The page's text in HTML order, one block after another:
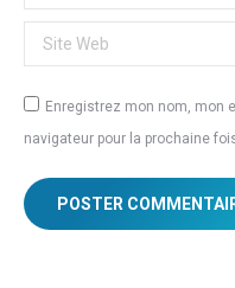
Site Web
Enregistrez mon nom, mon
navigateur pour la prochaine
POSTER